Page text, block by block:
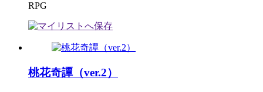
RPG
桃花奇譚（ver.2）